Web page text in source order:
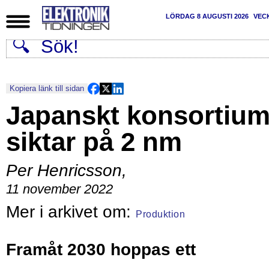
LÖRDAG 8 AUGUSTI 2026
Kopiera länk till sidan
Japanskt
siktar på 2 nm
Per Henricsson,
11 november 2022
Produktion
Framåt 2030 hoppas ett